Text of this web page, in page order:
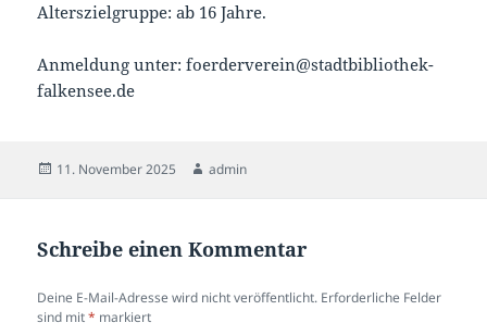
Alterszielgruppe: ab 16 Jahre.
Anmeldung unter: foerderverein@stadtbibliothek-
falkensee.de
Veröffentlicht
11. November 2025 Autor
admin
Schreibe einen Kommentar
Deine E-Mail-Adresse wird nicht veröffentlicht. Erforderliche Felder
sind mit* markiert